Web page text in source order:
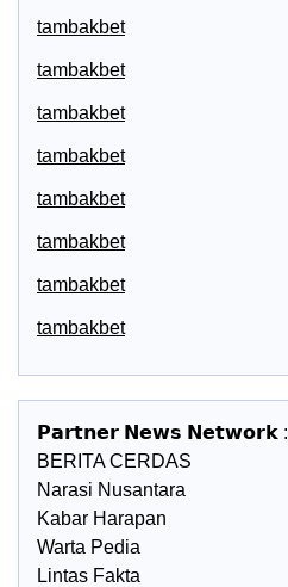
tambakbet
tambakbet
tambakbet
tambakbet
tambakbet
tambakbet
tambakbet
tambakbet
𝗣𝗮𝗿𝘁𝗻𝗲𝗿 𝗡𝗲𝘄𝘀 𝗡𝗲𝘁𝘄𝗼𝗿𝗸 :
BERITA CERDAS
Narasi Nusantara
Kabar Harapan
Warta Pedia
Lintas Fakta